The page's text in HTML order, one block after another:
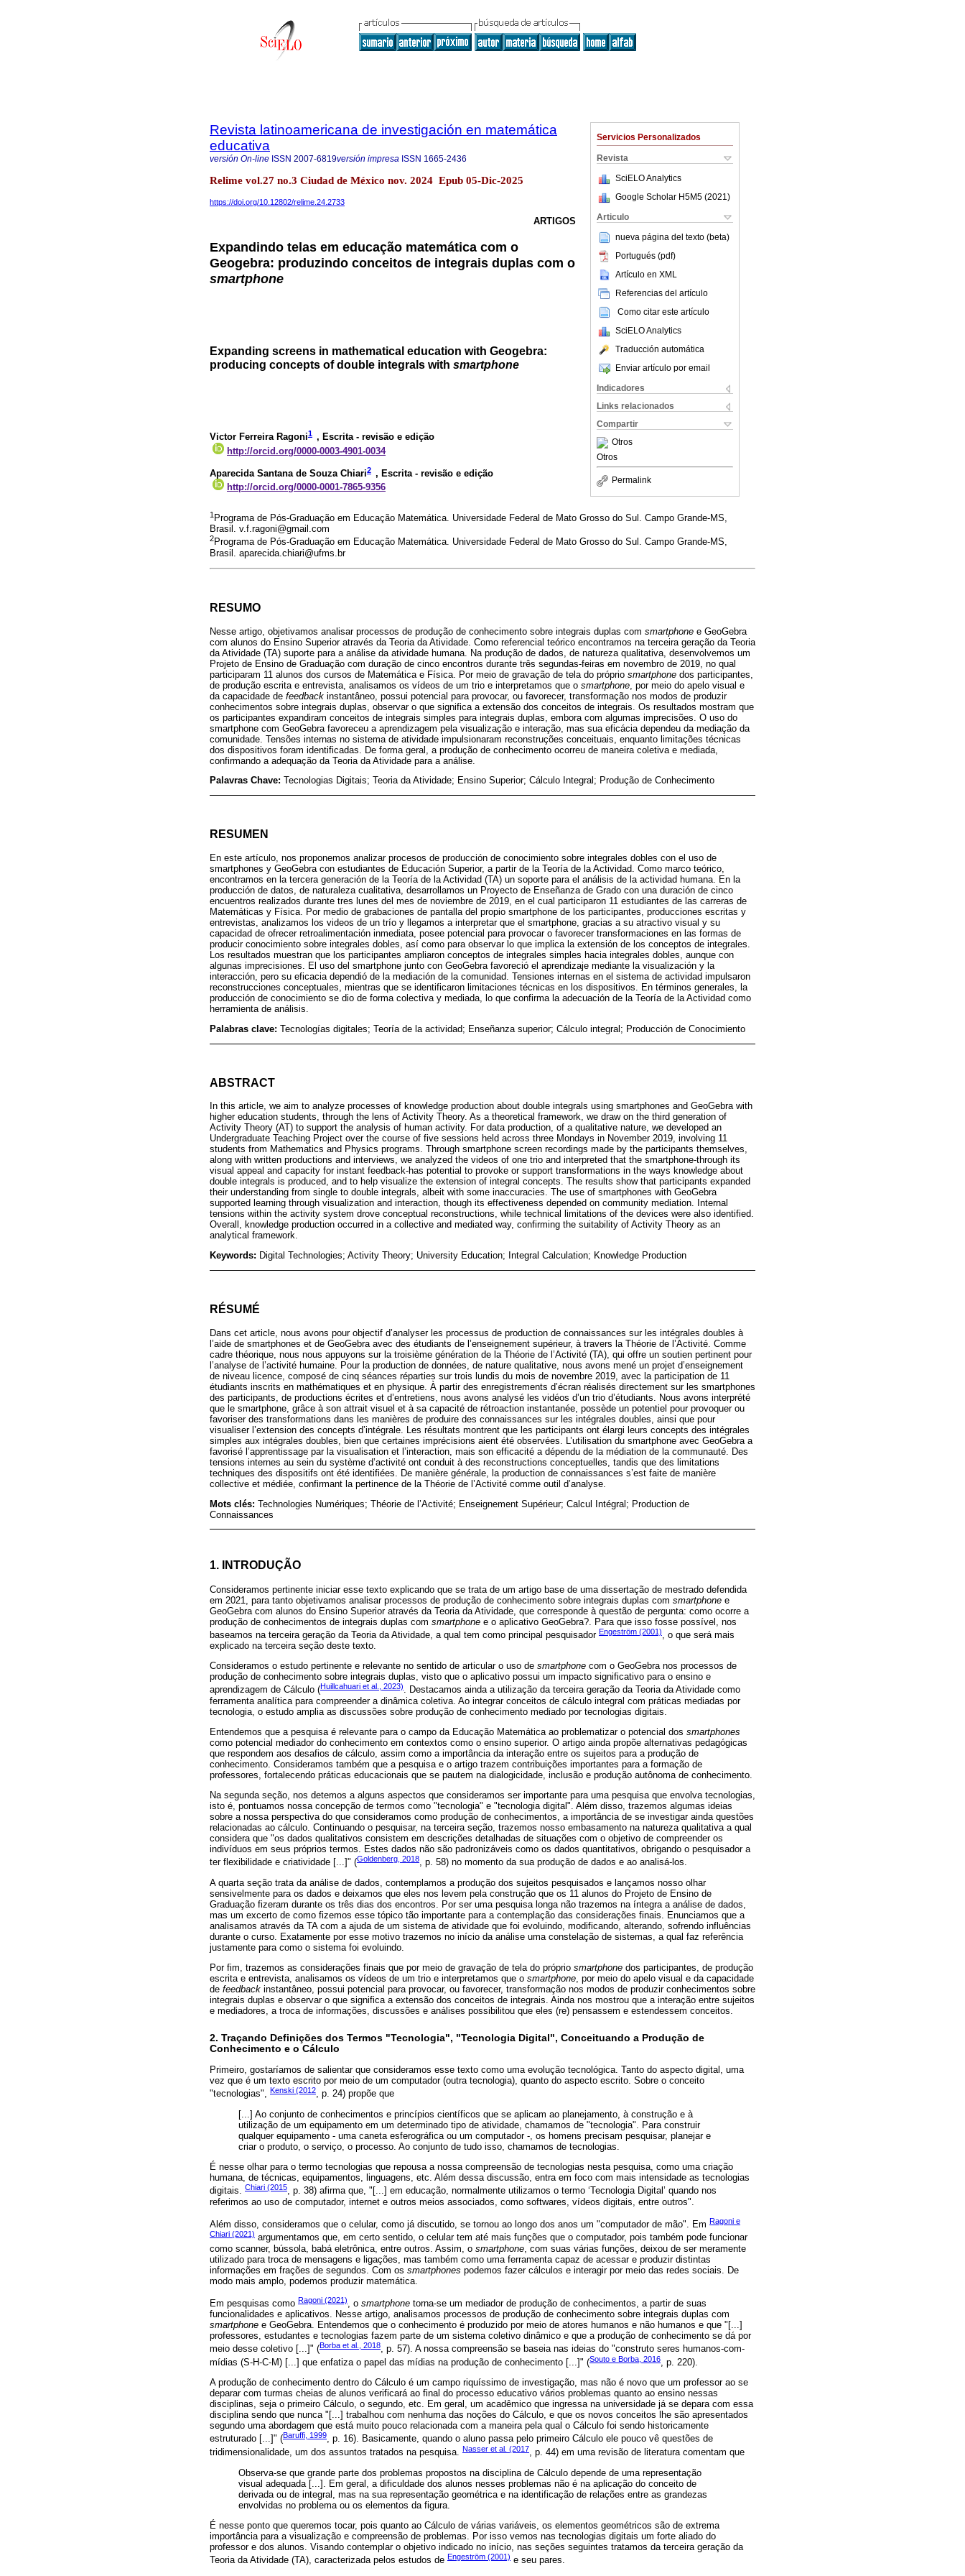
Servicios Personalizados
Revista
SciELO Analytics
Google Scholar H5M5 (2021 )
Articulo
nueva página del texto (beta)
Portugués (pdf)
Artículo en XML
Referencias del artículo
Como citar este artículo
SciELO Analytics
Traducción automática
Enviar artículo por email
Indicadores
Links relacionados
Compartir
Otros
Otros
Permalink
Revista latinoamericana de investigación en matemática
educativa
versión On-line ISSN 2007-6819versión impresa ISSN 1665-2436
Relime vol.27 no.3 Ciudad de México nov. 2024 Epub 05-Dic-2025
https://doi.org/10.12802/relime.24.2733
ARTIGOS
Expandindo telas em educação matemática com o
Geogebra: produzindo conceitos de integrais duplas com o
smartphone
Expanding screens in mathematical education with Geogebra:
producing concepts of double integrals with smartphone
Victor Ferreira Ragoni1 , Escrita - revisão e edição
http://orcid.org/0000-0003-4901-0034
Aparecida Santana de Souza Chiari2 , Escrita - revisão e edição
http://orcid.org/0000-0001-7865-9356
1 Programa de Pós-Graduação em Educação Matemática. Universidade Federal de Mato Grosso do Sul. Campo Grande-MS,
Brasil. v.f.ragoni@gmail.com
2Programa de Pós-Graduação em Educação Matemática. Universidade Federal de Mato Grosso do Sul. Campo Grande-MS,
Brasil. aparecida.chiari@ufms.br
RESUMO
Nesse artigo, objetivamos analisar processos de produção de conhecimento sobre integrais duplas com smartphone e GeoGebra
com alunos do Ensino Superior através da Teoria da Atividade. Como referencial teórico encontramos na terceira geração da Teoria
da Atividade (TA) suporte para a análise da atividade humana. Na produção de dados, de natureza qualitativa, desenvolvemos um
Projeto de Ensino de Graduação com duração de cinco encontros durante três segundas-feiras em novembro de 2019, no qual
participaram 11 alunos dos cursos de Matemática e Física. Por meio de gravação de tela do próprio smartphone dos participantes,
de produção escrita e entrevista, analisamos os vídeos de um trio e interpretamos que o smartphone , por meio do apelo visual e
da capacidade de feedback instantâneo, possui potencial para provocar, ou favorecer, transformação nos modos de produzir
conhecimentos sobre integrais duplas, observar o que significa a extensão dos conceitos de integrais. Os resultados mostram que
os participantes expandiram conceitos de integrais simples para integrais duplas, embora com algumas imprecisões. O uso do
smartphone com GeoGebra favoreceu a aprendizagem pela visualização e interação, mas sua eficácia dependeu da mediação da
comunidade. Tensões internas no sistema de atividade impulsionaram reconstruções conceituais, enquanto limitações técnicas
dos dispositivos foram identificadas. De forma geral, a produção de conhecimento ocorreu de maneira coletiva e mediada,
confirmando a adequação da Teoria da Atividade para a análise.
Palavras Chave: Tecnologias Digitais; Teoria da Atividade; Ensino Superior; Cálculo Integral; Produção de Conhecimento
RESUMEN
En este artículo, nos proponemos analizar procesos de producción de conocimiento sobre integrales dobles con el uso de
smartphones y GeoGebra con estudiantes de Educación Superior, a partir de la Teoría de la Actividad. Como marco teórico,
encontramos en la tercera generación de la Teoría de la Actividad (TA) un soporte para el análisis de la actividad humana. En la
producción de datos, de naturaleza cualitativa, desarrollamos un Proyecto de Enseñanza de Grado con una duración de cinco
encuentros realizados durante tres lunes del mes de noviembre de 2019, en el cual participaron 11 estudiantes de las carreras de
Matemáticas y Física. Por medio de grabaciones de pantalla del propio smartphone de los participantes, producciones escritas y
entrevistas, analizamos los videos de un trío y llegamos a interpretar que el smartphone, gracias a su atractivo visual y su
capacidad de ofrecer retroalimentación inmediata, posee potencial para provocar o favorecer transformaciones en las formas de
producir conocimiento sobre integrales dobles, así como para observar lo que implica la extensión de los conceptos de integrales.
Los resultados muestran que los participantes ampliaron conceptos de integrales simples hacia integrales dobles, aunque con
algunas imprecisiones. El uso del smartphone junto con GeoGebra favoreció el aprendizaje mediante la visualización y la
interacción, pero su eficacia dependió de la mediación de la comunidad. Tensiones internas en el sistema de actividad impulsaron
reconstrucciones conceptuales, mientras que se identificaron limitaciones técnicas en los dispositivos. En términos generales, la
producción de conocimiento se dio de forma colectiva y mediada, lo que confirma la adecuación de la Teoría de la Actividad como
herramienta de análisis.
Palabras clave: Tecnologías digitales; Teoría de la actividad; Enseñanza superior; Cálculo integral; Producción de Conocimiento
ABSTRACT
In this article, we aim to analyze processes of knowledge production about double integrals using smartphones and GeoGebra with
higher education students, through the lens of Activity Theory. As a theoretical framework, we draw on the third generation of
Activity Theory (AT) to support the analysis of human activity. For data production, of a qualitative nature, we developed an
Undergraduate Teaching Project over the course of five sessions held across three Mondays in November 2019, involving 11
students from Mathematics and Physics programs. Through smartphone screen recordings made by the participants themselves,
along with written productions and interviews, we analyzed the videos of one trio and interpreted that the smartphone-through its
visual appeal and capacity for instant feedback-has potential to provoke or support transformations in the ways knowledge about
double integrals is produced, and to help visualize the extension of integral concepts. The results show that participants expanded
their understanding from single to double integrals, albeit with some inaccuracies. The use of smartphones with GeoGebra
supported learning through visualization and interaction, though its effectiveness depended on community mediation. Internal
tensions within the activity system drove conceptual reconstructions, while technical limitations of the devices were also identified.
Overall, knowledge production occurred in a collective and mediated way, confirming the suitability of Activity Theory as an
analytical framework.
Keywords: Digital Technologies; Activity Theory; University Education; Integral Calculation; Knowledge Production
RÉSUMÉ
Dans cet article, nous avons pour objectif d’analyser les processus de production de connaissances sur les intégrales doubles à
l’aide de smartphones et de GeoGebra avec des étudiants de l’enseignement supérieur, à travers la Théorie de l’Activité. Comme
cadre théorique, nous nous appuyons sur la troisième génération de la Théorie de l’Activité (TA), qui offre un soutien pertinent pour
l’analyse de l’activité humaine. Pour la production de données, de nature qualitative, nous avons mené un projet d’enseignement
de niveau licence, composé de cinq séances réparties sur trois lundis du mois de novembre 2019, avec la participation de 11
étudiants inscrits en mathématiques et en physique. À partir des enregistrements d’écran réalisés directement sur les smartphones
des participants, de productions écrites et d’entretiens, nous avons analysé les vidéos d’un trio d’étudiants. Nous avons interprété
que le smartphone, grâce à son attrait visuel et à sa capacité de rétroaction instantanée, possède un potentiel pour provoquer ou
favoriser des transformations dans les manières de produire des connaissances sur les intégrales doubles, ainsi que pour
visualiser l’extension des concepts d’intégrale. Les résultats montrent que les participants ont élargi leurs concepts des intégrales
simples aux intégrales doubles, bien que certaines imprécisions aient été observées. L’utilisation du smartphone avec GeoGebra a
favorisé l’apprentissage par la visualisation et l’interaction, mais son efficacité a dépendu de la médiation de la communauté. Des
tensions internes au sein du système d’activité ont conduit à des reconstructions conceptuelles, tandis que des limitations
techniques des dispositifs ont été identifiées. De manière générale, la production de connaissances s’est faite de manière
collective et médiée, confirmant la pertinence de la Théorie de l’Activité comme outil d’analyse.
Mots clés: Technologies Numériques; Théorie de l’Activité; Enseignement Supérieur; Calcul Intégral; Production de
Connaissances
1. INTRODUÇÃO
Consideramos pertinente iniciar esse texto explicando que se trata de um artigo base de uma dissertação de mestrado defendida
em 2021, para tanto objetivamos analisar processos de produção de conhecimento sobre integrais duplas com smartphone e
GeoGebra com alunos do Ensino Superior através da Teoria da Atividade, que corresponde à questão de pergunta: como ocorre a
produção de conhecimentos de integrais duplas com smartphone e o aplicativo GeoGebra?. Para que isso fosse possível, nos
baseamos na terceira geração da Teoria da Atividade, a qual tem como principal pesquisador Engeström (2001), o que será mais
explicado na terceira seção deste texto.
Consideramos o estudo pertinente e relevante no sentido de articular o uso de smartphone com o GeoGebra nos processos de
produção de conhecimento sobre integrais duplas, visto que o aplicativo possui um impacto significativo para o ensino e
aprendizagem de Cálculo (Huillcahuari et al., 2023). Destacamos ainda a utilização da terceira geração da Teoria da Atividade como
ferramenta analítica para compreender a dinâmica coletiva. Ao integrar conceitos de cálculo integral com práticas mediadas por
tecnologia, o estudo amplia as discussões sobre produção de conhecimento mediado por tecnologias digitais.
Entendemos que a pesquisa é relevante para o campo da Educação Matemática ao problematizar o potencial dos smartphones
como potencial mediador do conhecimento em contextos como o ensino superior. O artigo ainda propõe alternativas pedagógicas
que respondem aos desafios de cálculo, assim como a importância da interação entre os sujeitos para a produção de
conhecimento. Consideramos também que a pesquisa e o artigo trazem contribuições importantes para a formação de
professores, fortalecendo práticas educacionais que se pautem na dialogicidade, inclusão e produção autônoma de conhecimento.
Na segunda seção, nos detemos a alguns aspectos que consideramos ser importante para uma pesquisa que envolva tecnologias,
isto é, pontuamos nossa concepção de termos como "tecnologia" e "tecnologia digital". Além disso, trazemos algumas ideias
sobre a nossa perspectiva do que consideramos como produção de conhecimentos, a importância de se investigar ainda questões
relacionadas ao cálculo. Continuando o pesquisar, na terceira seção, trazemos nosso embasamento na natureza qualitativa a qual
considera que "os dados qualitativos consistem em descrições detalhadas de situações com o objetivo de compreender os
indivíduos em seus próprios termos. Estes dados não são padronizáveis como os dados quantitativos, obrigando o pesquisador a
ter flexibilidade e criatividade [...]" (Goldenberg, 2018, p. 58) no momento da sua produção de dados e ao analisá-los.
A quarta seção trata da análise de dados, contemplamos a produção dos sujeitos pesquisados e lançamos nosso olhar
sensivelmente para os dados e deixamos que eles nos levem pela construção que os 11 alunos do Projeto de Ensino de
Graduação fizeram durante os três dias dos encontros. Por ser uma pesquisa longa não trazemos na íntegra a análise de dados,
mas um excerto de como fizemos esse tópico tão importante para a contemplação das considerações finais. Enunciamos que a
analisamos através da TA com a ajuda de um sistema de atividade que foi evoluindo, modificando, alterando, sofrendo influências
durante o curso. Exatamente por esse motivo trazemos no início da análise uma constelação de sistemas, a qual faz referência
justamente para como o sistema foi evoluindo.
Por fim, trazemos as considerações finais que por meio de gravação de tela do próprio smartphone dos participantes, de produção
escrita e entrevista, analisamos os vídeos de um trio e interpretamos que o smartphone , por meio do apelo visual e da capacidade
de feedback instantâneo, possui potencial para provocar, ou favorecer, transformação nos modos de produzir conhecimentos sobre
integrais duplas e observar o que significa a extensão dos conceitos de integrais. Ainda nos mostrou que a interação entre sujeitos
e mediadores, a troca de informações, discussões e análises possibilitou que eles (re) pensassem e estendessem conceitos.
2. Traçando Definições dos Termos "Tecnologia", "Tecnologia Digital", Conceituando a Produção de
Conhecimento e o Cálculo
Primeiro, gostaríamos de salientar que consideramos esse texto como uma evolução tecnológica. Tanto do aspecto digital, uma
vez que é um texto escrito por meio de um computador (outra tecnologia), quanto do aspecto escrito. Sobre o conceito
"tecnologias", Kenski (2012, p. 24) propõe que
[...] Ao conjunto de conhecimentos e princípios científicos que se aplicam ao planejamento, à construção e à
utilização de um equipamento em um determinado tipo de atividade, chamamos de "tecnologia". Para construir
qualquer equipamento - uma caneta esferográfica ou um computador -, os homens precisam pesquisar, planejar e
criar o produto, o serviço, o processo. Ao conjunto de tudo isso, chamamos de tecnologias.
É nesse olhar para o termo tecnologias que repousa a nossa compreensão de tecnologias nesta pesquisa, como uma criação
humana, de técnicas, equipamentos, linguagens, etc. Além dessa discussão, entra em foco com mais intensidade as tecnologias
digitais. Chiari (2015, p. 38) afirma que, "[...] em educação, normalmente utilizamos o termo ‘Tecnologia Digital’ quando nos
referimos ao uso de computador, internet e outros meios associados, como softwares, vídeos digitais, entre outros".
Além disso, consideramos que o celular, como já discutido, se tornou ao longo dos anos um "computador de mão". Em Ragoni e
Chiari (2021) argumentamos que, em certo sentido, o celular tem até mais funções que o computador, pois também pode funcionar
como scanner, bússola, babá eletrônica, entre outros. Assim, o smartphone , com suas várias funções, deixou de ser meramente
utilizado para troca de mensagens e ligações, mas também como uma ferramenta capaz de acessar e produzir distintas
informações em frações de segundos. Com os smartphones podemos fazer cálculos e interagir por meio das redes sociais. De
modo mais amplo, podemos produzir matemática.
Em pesquisas como Ragoni (2021), o smartphone torna-se um mediador de produção de conhecimentos, a partir de suas
funcionalidades e aplicativos. Nesse artigo, analisamos processos de produção de conhecimento sobre integrais duplas com
smartphone e GeoGebra. Entendemos que o conhecimento é produzido por meio de atores humanos e não humanos e que "[...]
professores, estudantes e tecnologias fazem parte de um sistema coletivo dinâmico e que a produção de conhecimento se dá por
meio desse coletivo [...]" (Borba et al., 2018, p. 57). A nossa compreensão se baseia nas ideias do "construto seres humanos-com-
mídias (S-H-C-M) [...] que enfatiza o papel das mídias na produção de conhecimento [...]" (Souto e Borba, 2016, p. 220).
A produção de conhecimento dentro do Cálculo é um campo riquíssimo de investigação, mas não é novo que um professor ao se
deparar com turmas cheias de alunos verificará ao final do processo educativo vários problemas quanto ao ensino nessas
disciplinas, seja o primeiro Cálculo, o segundo, etc. Em geral, um acadêmico que ingressa na universidade já se depara com essa
disciplina sendo que nunca "[...] trabalhou com nenhuma das noções do Cálculo, e que os novos conceitos lhe são apresentados
segundo uma abordagem que está muito pouco relacionada com a maneira pela qual o Cálculo foi sendo historicamente
estruturado [...]" (Baruffi, 1999, p. 16). Basicamente, quando o aluno passa pelo primeiro Cálculo ele pouco vê questões de
tridimensionalidade, um dos assuntos tratados na pesquisa. Nasser et al. (2017, p. 44) em uma revisão de literatura comentam que
Observa-se que grande parte dos problemas propostos na disciplina de Cálculo depende de uma representação
visual adequada [...]. Em geral, a dificuldade dos alunos nesses problemas não é na aplicação do conceito de
derivada ou de integral, mas na sua representação geométrica e na identificação de relações entre as grandezas
envolvidas no problema ou os elementos da figura.
É nesse ponto que queremos tocar, pois quanto ao Cálculo de várias variáveis, os elementos geométricos são de extrema
importância para a visualização e compreensão de problemas. Por isso vemos nas tecnologias digitais um forte aliado do
professor e dos alunos. Visando contemplar o objetivo indicado no início, nas seções seguintes tratamos da terceira geração da
Teoria da Atividade (TA), caracterizada pelos estudos de Engeström (2001) e seu pares.